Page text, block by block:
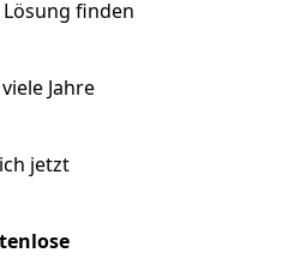
finden
Jahre
jetzt